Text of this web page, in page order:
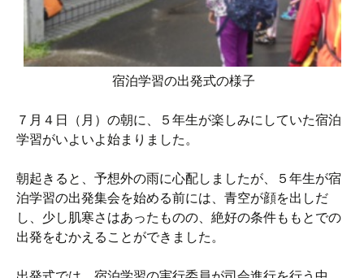
宿泊学習の出発式の様子
７月４日（月）の朝に、５年生が楽しみにしていた宿泊
学習がいよいよ始まりました。
朝起きると、予想外の雨に心配しましたが、５年生が宿
泊学習の出発集会を始める前には、青空が顔を出しだ
し、少し肌寒さはあったものの、絶好の条件ももとでの
出発をむかえることができました。